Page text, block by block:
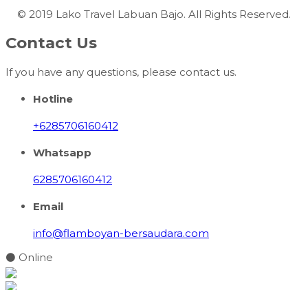
© 2019 Lako Travel Labuan Bajo. All Rights Reserved.
Contact Us
If you have any questions, please contact us.
Hotline
+6285706160412
Whatsapp
6285706160412
Email
info@flamboyan-bersaudara.com
⚫ Online